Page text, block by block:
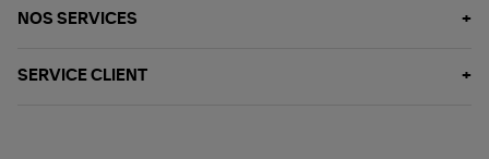
NOS SERVICES
SERVICE CLIENT